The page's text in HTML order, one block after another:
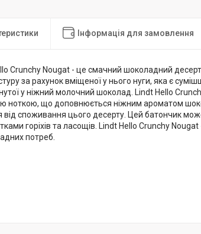
Інформація для замовлення
Crunchy Nougat - це смачний шоколадний
за рахунок вміщеної у нього нуги, яка є
у ніжний молочний шоколад. Lindt Hello
ноткою, що доповнюється ніжним ароматом
від споживання цього десерту. Цей батончик
горіхів та ласощів. Lindt Hello Crunchy
потреб.